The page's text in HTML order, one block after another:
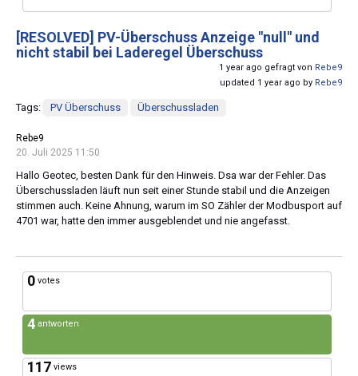
[RESOLVED] PV-Überschuss Anzeige "null" und
nicht stabil bei Laderegel Überschuss
1 year ago gefragt von Rebe9
updated 1 year ago by Rebe9
Tags: PV Überschuss Überschussladen
Rebe9
20. Juli 2025 11:50
Hallo Geotec, besten Dank für den Hinweis. Dsa war der Fehler. Das
Überschussladen läuft nun seit einer Stunde stabil und die Anzeigen
stimmen auch. Keine Ahnung, warum im SO Zähler der Modbusport auf
4701 war, hatte den immer ausgeblendet und nie angefasst.
0 votes
4 antworten
117 views